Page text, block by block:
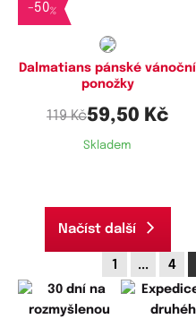
-50%
Dalmatians pánské vánoční
ponožky
119 Kč59,50 Kč
Skladem
Načíst další
1 ... 4